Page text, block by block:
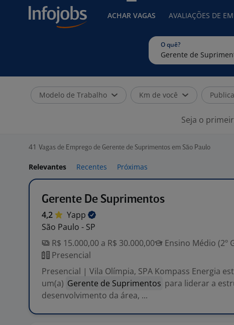
ACHAR VAGAS AVALIAÇÕES DE
O quê?
Modelo de Trabalho Km de você
Seja o
41 Vagas de Emprego de Gerente de Suprimentos em São Paulo
Relevantes Recentes Próximas
Gerente De Suprimentos
4,2
Yapp
São Paulo - SP
R$ 15.000,00 a R$ 30.000,00
Ensino Médio (2º
Presencial
Presencial | Vila Olímpia, SPA Kompass Energia
um(a) Gerente de Suprimentos para liderar a
desenvolvimento da área, ...